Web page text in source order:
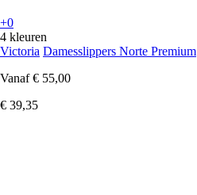
+0
4 kleuren
Victoria Damesslippers Norte Premium
Vanaf € 55,00
€ 39,35